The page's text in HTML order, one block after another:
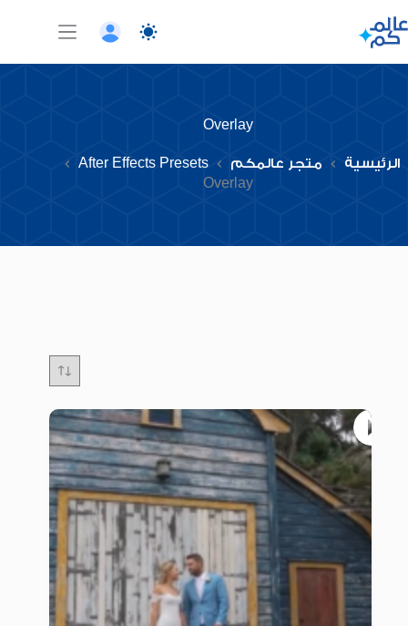
إلى
المحتوى
Overlay
الرئيسية متجر عالمكم
After Effects Presets
Overlay